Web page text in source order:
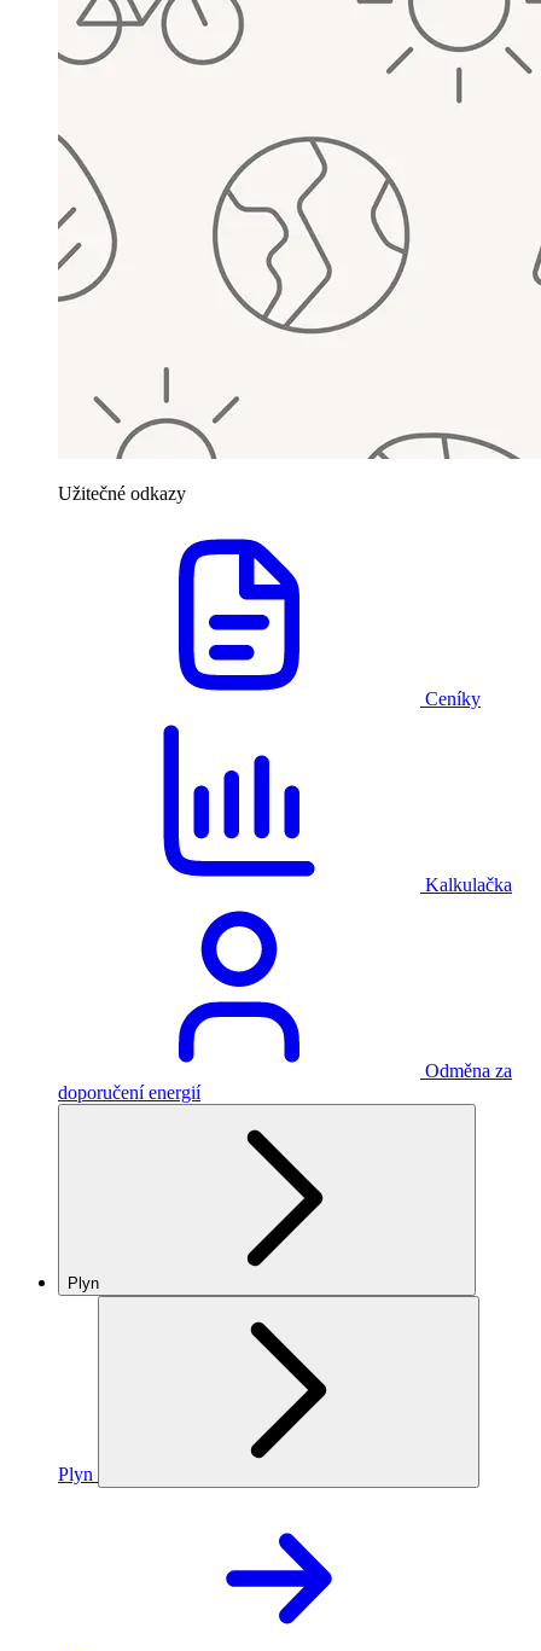
Užitečné odkazy
Ceníky
Kalkulačka
Odměna za
doporučení energií
Plyn
Plyn